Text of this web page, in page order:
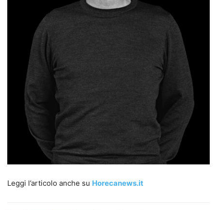
Leggi l’articolo anche su Horecanews.it